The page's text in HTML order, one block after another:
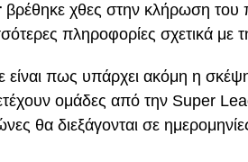
βρέθηκε χθες στην κλήρωση
πληροφορίες σχετικά με
πως υπάρχει ακόμη η
ομάδες από την Super
θα διεξάγονται σε